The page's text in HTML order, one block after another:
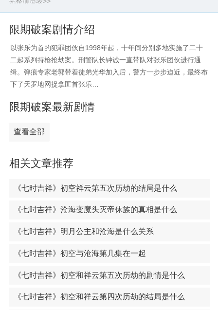
限期破案剧情介绍
以张乐为首的犯罪团伙自1998年起，十年间分别多地实施了二十
二起系列持枪抢劫案。刑警队长钟诚一直带队对张乐团伙进行通
缉。弹痕专家老郭带着徒弟光华加入后，警方一步步迫近，最终布
下了天罗地网捉拿匪首张乐…
限期破案最新剧情
查看全部
相关文章推荐
《七时吉祥》初空祥云第五次历劫的结局是什么
《七时吉祥》沧海变魔头灭帝休族的真相是什么
《七时吉祥》明月公主和沧海是什么关系
《七时吉祥》初空与沧海第几集在一起
《七时吉祥》初空和祥云第五次历劫的剧情是什么
《七时吉祥》初空和祥云第四次历劫的结局是什么